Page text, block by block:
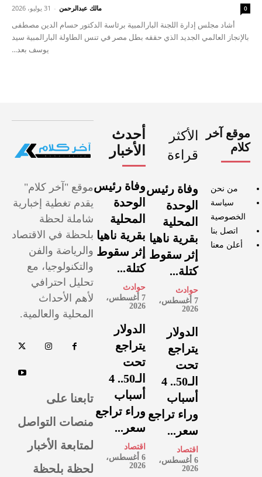
مالك عبدالرحمن - 31 يوليو، 2026 0
أشاد مجلس إدارة اللجنة البارالمبية برئاسة الدكتور حسام الدين مصطفى
بالإنجاز العالمي الجديد الذي حققه بطل مصر في تنس الطاولة البارالمبية سيد
يوسف بعد...
موقع آخر
كلام
من نحن
سياسة
الخصوصية
اتصل بنا
أعلن معنا
الأكثر
قراءة
وفاة رئيس
الوحدة
المحلية
بقرية ناهيا
إثر سقوط
كتلة...
حوادث
7 أغسطس،
2026
الدولار
يتراجع
تحت
الـ50.. 4
أسباب
وراء تراجع
سعر...
اقتصاد
6 أغسطس،
2026
أحدث
الأخبار
وفاة رئيس
الوحدة
المحلية
بقرية ناهيا
إثر سقوط
كتلة...
حوادث
7 أغسطس،
2026
الدولار
يتراجع
تحت
الـ50.. 4
أسباب
وراء تراجع
سعر...
اقتصاد
6 أغسطس،
2026
موقع "آخر كلام"
يقدم تغطية إخبارية
شاملة لحظة
بلحظة في الاقتصاد
والرياضة والفن
والتكنولوجيا، مع
تحليل احترافي
لأهم الأحداث
المحلية والعالمية.
تابعنا على
منصات التواصل
لمتابعة الأخبار
لحظة بلحظة